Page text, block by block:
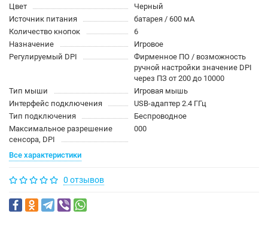
Цвет
Черный
Источник питания
батарея / 600 мА
Количество кнопок
6
Назначение
Игровое
Регулируемый DPI
Фирменное ПО / возможность
ручной настройки значение DPI
через ПЗ от 200 до 10000
Тип мыши
Игровая мышь
Интерфейс подключения
USB-адаптер 2.4 ГГц
Тип подключения
Беспроводное
Максимальное разрешение
сенсора, DPI
000
Все характеристики
0 отзывов